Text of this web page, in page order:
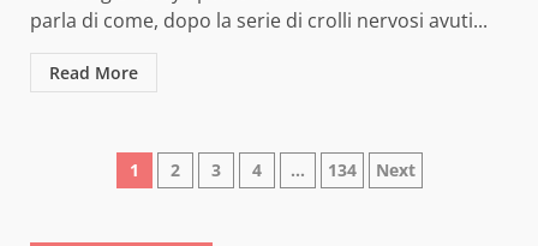
parla di come, dopo la serie di crolli nervosi avuti...
Read More
Paginazione
1 2 3 4 … 134 Next